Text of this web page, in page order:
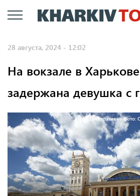
к
28 августа, 2024 - 12:02
На вокзале в
задержана девушка с
Ілюстративне фото: